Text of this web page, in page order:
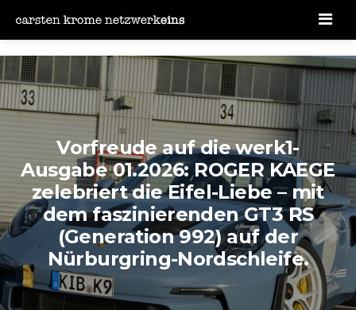
Vorfreude auf die werk1-
Ausgabe 01.2026: ROGER KAEGE
zelebriert die Eifel-Liebe – mit
dem faszinierenden GT3 RS
(Generation 992) auf der
Nürburgring-Nordschleife.